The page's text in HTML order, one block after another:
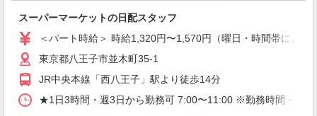
ブルーミングブルーミー セレオ八王子店
食品スーパースタッフ（一般食品）
時給：1289円（一般食品） ※曜日・時間帯に
よって加算 ▼詳細は以下の通り 日・祝日／時給
125円増 7:30〜8:00／時給200円増 18:00以降／時
東京都八王子市旭町1-1 セレオ八王子北館内
スーパーマーケットの日配スタッフ
＜パート時給＞ 時給1,320円〜1,570円（曜日・時間帯によ
東京都八王子市並木町35-1
JR中央本線「西八王子」駅より徒歩14分
★1日3時間・週3日から勤務可 7:00〜11:00 ※勤務時間・日